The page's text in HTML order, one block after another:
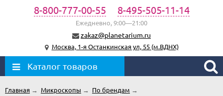
8-800-777-00-55 8-495-505-11-14
Ежедневно, 9:00—21:00
zakaz@planetarium.ru
Москва, 1-я Останкинская ул, 55 (м.ВДНХ)
Каталог товаров
Главная → Микроскопы → По брендам →